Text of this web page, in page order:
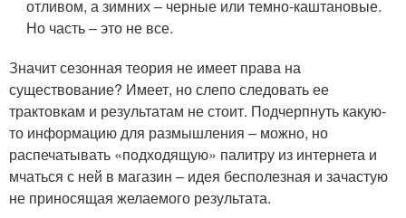
отливом, а зимних – черные или темно-каштановые.
Но часть – это не все.
Значит сезонная теория не имеет права на
существование? Имеет, но слепо следовать ее
трактовкам и результатам не стоит. Подчерпнуть какую-
то информацию для размышления – можно, но
распечатывать «подходящую» палитру из интернета и
мчаться с ней в магазин – идея бесполезная и зачастую
не приносящая желаемого результата.